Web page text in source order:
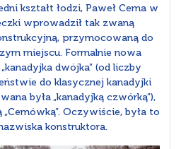
kształt łodzi, Paweł Cema w
wprowadził tak zwaną
przymocowaną do
miejscu. Formalnie nowa
dwójka” (od liczby
do klasycznej kanadyjki
była „kanadyjką czwórką”),
Oczywiście, była to
konstruktora.